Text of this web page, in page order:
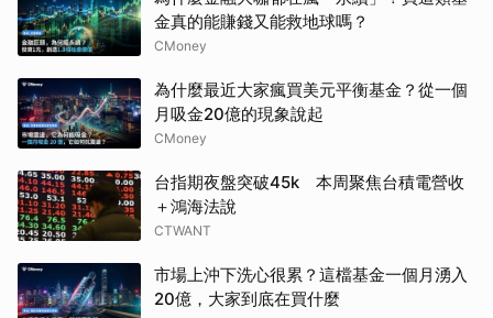
金真的能賺錢又能救地球嗎？
CMoney
為什麼最近大家瘋買美元平衡基金？從一個
月吸金20億的現象說起
CMoney
台指期夜盤突破45k 本周聚焦台積電營收
＋鴻海法說
CTWANT
市場上沖下洗心很累？這檔基金一個月湧入
20億，大家到底在買什麼